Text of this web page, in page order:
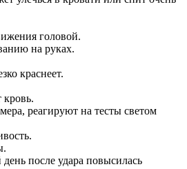
головой.
на руках.
краснеет.
кровь.
реагируют на тесты светом
после удара повысилась